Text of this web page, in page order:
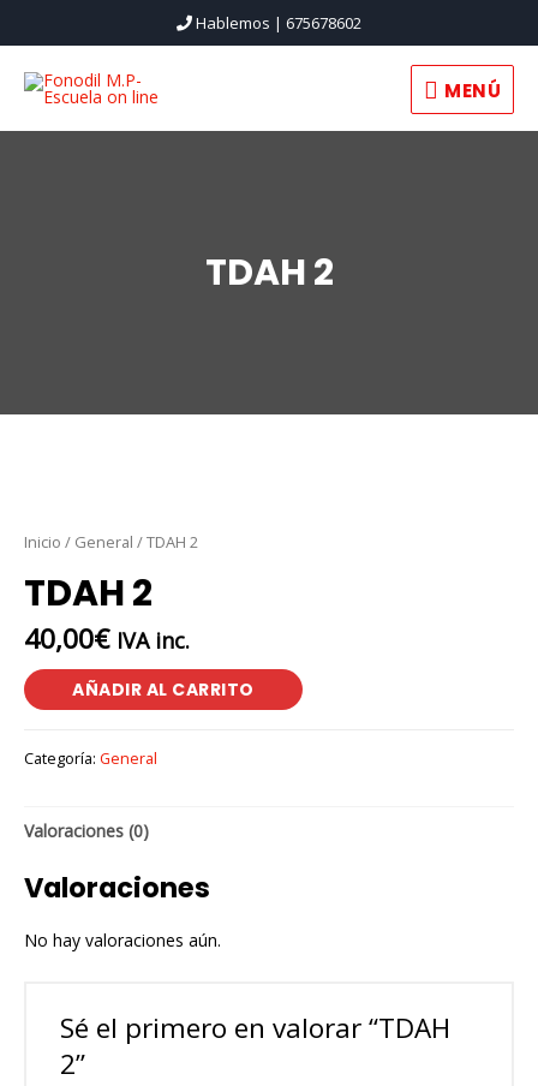
Hablemos | 675678602
MENÚ
MENÚ
TDAH 2
Inicio / General / TDAH 2
TDAH 2
40,00€ IVA inc.
AÑADIR AL CARRITO
Categoría: General
Valoraciones (0)
Valoraciones
No hay valoraciones aún.
Sé el primero en valorar “TDAH
2”